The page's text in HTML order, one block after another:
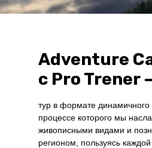
Adventure
с Pro Trener –
тур в формате
процессе которого мы
живописными видами и
регионом, пользуясь